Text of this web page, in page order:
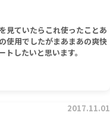
見ていたらこれ使ったことあ
使用でしたがまあまあの爽快
したいと思います。
2017.11.01